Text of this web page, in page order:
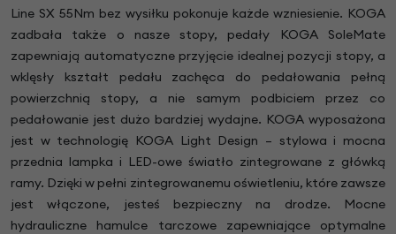
Line SX 55Nm bez wysiłku pokonuje każde wzniesienie. KOGA
zadbała także o nasze stopy, pedały KOGA SoleMate
zapewniają automatyczne przyjęcie idealnej pozycji stopy, a
wklęsły kształt pedału zachęca do pedałowania pełną
powierzchnią stopy, a nie samym podbiciem przez co
pedałowanie jest dużo bardziej wydajne. KOGA wyposażona
jest w technologię KOGA Light Design – stylowa i mocna
przednia lampka i LED-owe światło zintegrowane z główką
ramy. Dzięki w pełni zintegrowanemu oświetleniu, które zawsze
jest włączone, jesteś bezpieczny na drodze. Mocne
hydrauliczne hamulce tarczowe zapewniające optymalne